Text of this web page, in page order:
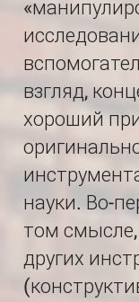
взгляд,
хороший
науки. Во-
том
других